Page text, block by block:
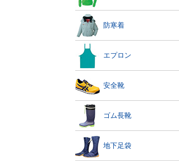
防寒着
エプロン
安全靴
ゴム長靴
地下足袋